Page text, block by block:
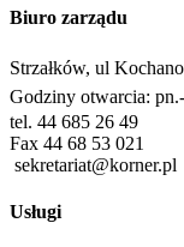
Biuro zarządu
Strzałków, ul
Godziny otwarcia:
tel. 44 685 26 49
Fax 44 68 53 021
sekretariat@korner.pl
Usługi